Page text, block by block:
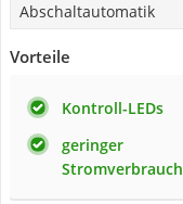
Abschaltautomatik
Vorteile
Kontroll-LEDs
geringer
Stromverbrauch